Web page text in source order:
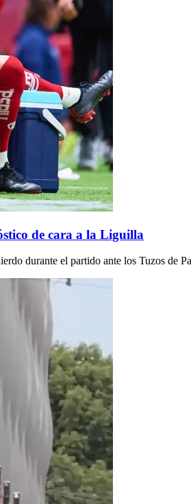
de cara a la Liguilla
durante el partido ante los Tuzos de